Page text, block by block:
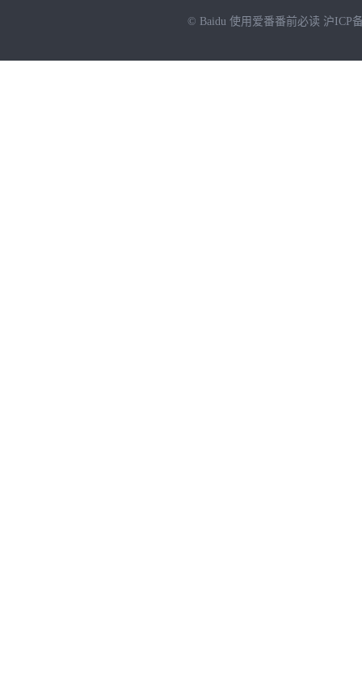
© Baidu 使用爱番番前必读 沪ICP